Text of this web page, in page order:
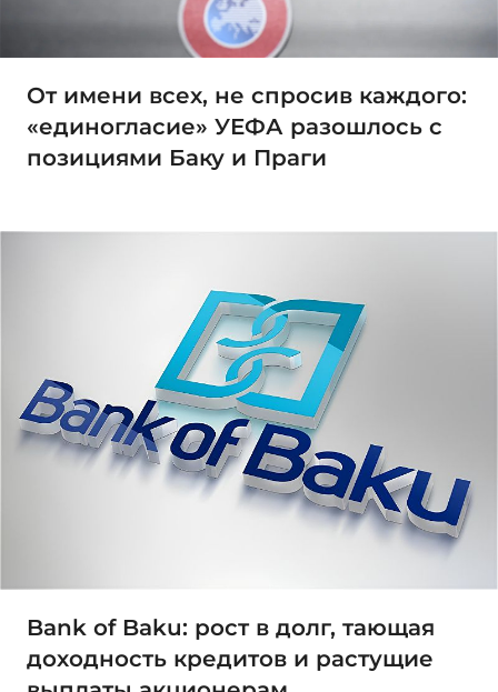
От имени всех, не спросив каждого:
«единогласие» УЕФА разошлось с
позициями Баку и Праги
Bank of Baku: рост в долг, тающая
доходность кредитов и растущие